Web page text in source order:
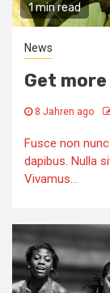
1 min read
News
Get
8 Jahren ago
Fusce non
dapibus. Nulla
Vivamus...